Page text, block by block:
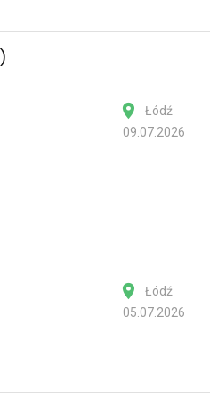
Łódź
09.07.2026
Łódź
05.07.2026